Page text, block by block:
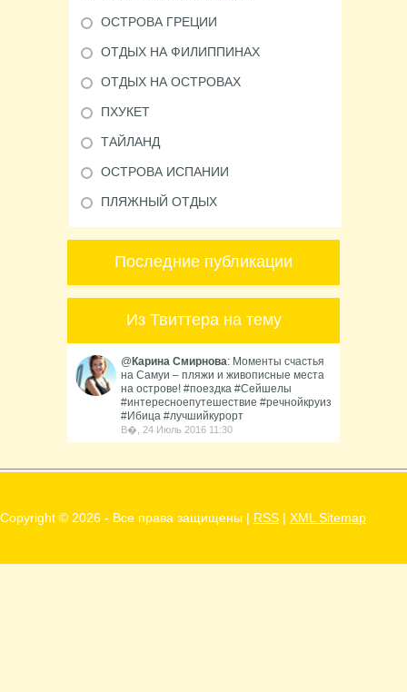
ОСТРОВА ГРЕЦИИ
ОТДЫХ НА ФИЛИППИНАХ
ОТДЫХ НА ОСТРОВАХ
ПХУКЕТ
ТАЙЛАНД
ОСТРОВА ИСПАНИИ
ПЛЯЖНЫЙ ОТДЫХ
Последние публикации
Из Твиттера на тему
@ Карина Смирнова: Моменты счастья
на Самуи – пляжи и живописные места
на острове! #поездка #Сейшелы
#интересноепутешествие #речнойкруиз
#Ибица #лучшийкурорт
В�, 24 Июль 2016 11:30
Copyright © 2026 - Все права защищены | RSS | XML Sitemap